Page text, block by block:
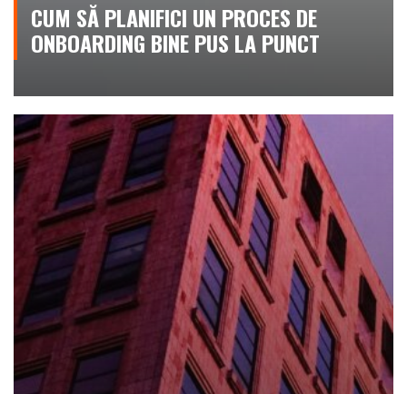
CUM SĂ PLANIFICI UN PROCES DE
ONBOARDING BINE PUS LA PUNCT